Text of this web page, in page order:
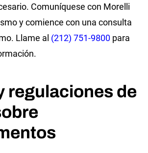
Comuníquese con Morelli
y comience con una consulta
Llame al (212) 751-9800 para
regulaciones de